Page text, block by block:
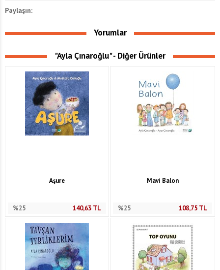
Paylaşın:
Yorumlar
"Ayla Çınaroğlu" - Diğer Ürünler
Aşure
%25 140,63TL
Mavi Balon
%25 108,75 TL